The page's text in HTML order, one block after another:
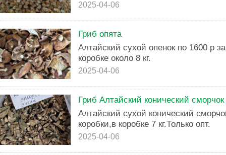
2025-04-06
Гриб опята
Алтайский сухой опенок по 1600 р
коробке около 8 кг.
2025-04-06
Гриб Алтайский конический сморчок
Алтайский сухой конический
коробки,в коробке 7 кг.Только опт.
2025-04-06